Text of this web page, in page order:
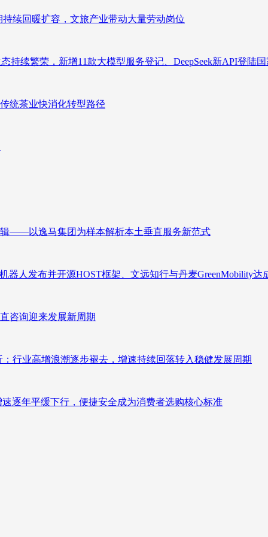
续回暖扩容，文旅产业带动大量劳动岗位
续繁荣，新增11款大模型服务登记、DeepSeek新API登陆
统茶业快消化转型路径
——以逸马集团为样本解析本土垂直服务新范式
器人发布并开源HOST框架、文远知行与丹麦GreenMobility达
咨询迎来发展新周期
行业高增浪潮逐步褪去，增速持续回落转入稳健发展周期
逐年平缓下行，便捷安全成为消费者选购核心标准